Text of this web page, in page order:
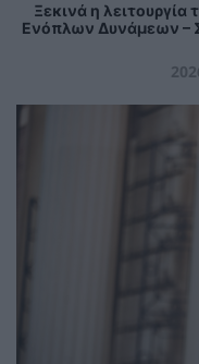
Ξεκινά η
Ενόπλων Δυνάμεων –